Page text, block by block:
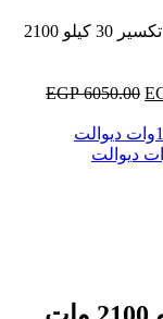
هيلتي (شاكوش) تكسير 30 كيلو 2100
EGP6050.00
السعر
هو:
EGP 6050.00.
السعر